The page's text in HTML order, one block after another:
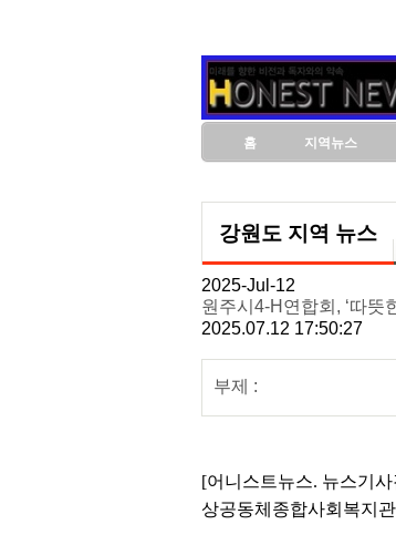
홈 지역뉴스
강원도 지역 뉴스
2025-Jul-12
원주시4-H연합회, ‘따뜻
2025.07.12 17:50:27
부제 :
[어니스트뉴스. 뉴스기
상공동체종합사회복지